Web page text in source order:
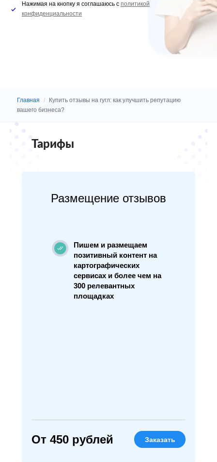
Нажимая на кнопку я соглашаюсь с политикой
конфиденциальности
Главная /
Купить отзывы на гугл: как улучшить репутацию
вашего бизнеса?
Тарифы
Размещение отзывов
Пишем и размещаем
позитивный контент на
картографических
сервисах и более чем на
300 релевантных
площадках
От 450 рублей Заказать